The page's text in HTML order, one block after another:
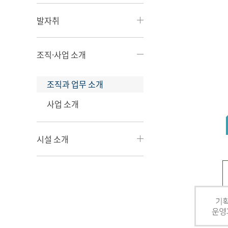
발자취
조직·사업 소개
조직과 업무 소개
사업 소개
시설 소개